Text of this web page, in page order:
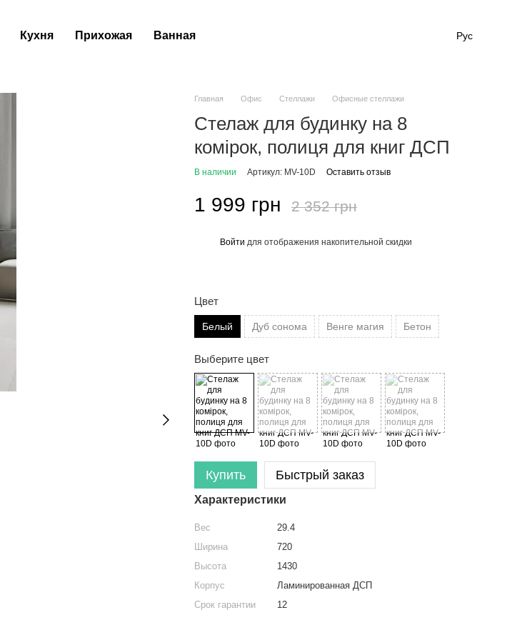
Кухня Прихожая Ванная Рус
Главная Офис Стеллажи Офисные стеллажи
Стелаж для будинку на 8
комірок, полиця для книг ДСП
В наличии Артикул: MV-10D Оставить отзыв
1 999 грн 2 352 грн
Войти для отображения накопительной скидки
Цвет
Белый Дуб сонома Венге магия Бетон
Выберите цвет
Купить Быстрый заказ
Характеристики
Вес
29.4
Ширина
720
Высота
1430
Корпус
Ламинированная ДСП
Срок гарантии
12